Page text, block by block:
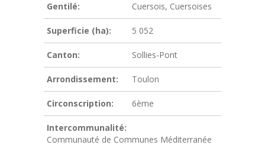
Gentilé: Cuersois, Cuersoises
Superficie (ha): 5 052
Canton: Sollies-Pont
Arrondissement: Toulon
Circonscription: 6ème
Intercommunalité:
Communauté de Communes Méditerranée